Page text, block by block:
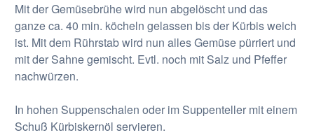
Mit der Gemüsebrühe wird nun abgelöscht und das
ganze ca. 40 min. köcheln gelassen bis der Kürbis weich
ist. Mit dem Rührstab wird nun alles Gemüse pürriert und
mit der Sahne gemischt. Evtl. noch mit Salz und Pfeffer
nachwürzen.
In hohen Suppenschalen oder im Suppenteller mit einem
Schuß Kürbiskernöl servieren.